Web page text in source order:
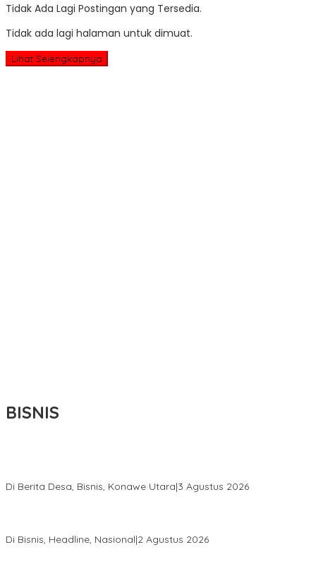
Tidak Ada Lagi Postingan yang Tersedia.
Tidak ada lagi halaman untuk dimuat.
Lihat Selengkapnya
BISNIS
Di Berita Desa, Bisnis, Konawe Utara|3 Agustus 2026
Di Bisnis, Headline, Nasional|2 Agustus 2026